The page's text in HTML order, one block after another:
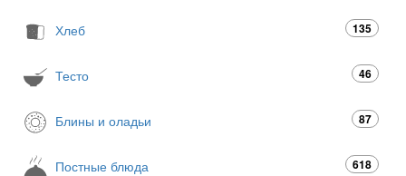
Хлеб 135
Тесто 46
Блины и оладьи 87
Постные блюда 618